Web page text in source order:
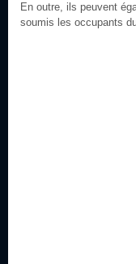
En outre, ils peuvent
soumis les occupants